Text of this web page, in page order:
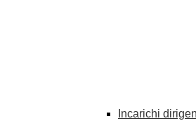
Incarichi